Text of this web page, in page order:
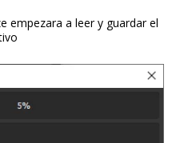
empezara a leer y guardar el